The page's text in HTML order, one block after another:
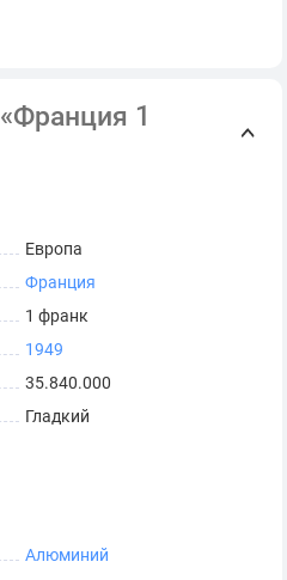
«Франция 1
Европа
Франция
1 франк
1949
35.840.000
Гладкий
Алюминий